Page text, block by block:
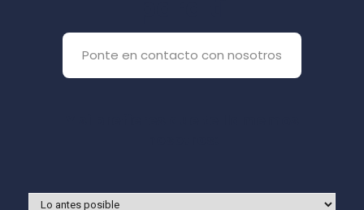
Ponte en contacto con nosotros